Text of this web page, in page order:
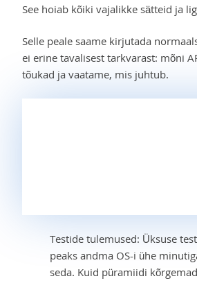
See hoiab kõiki vajalikke sätteid ja
Selle peale saame kirjutada
ei erine tavalisest tarkvarast: mõni
tõukad ja vaatame, mis juhtub.
Testide tulemused: Üksuse
peaks andma OS-i ühe
seda. Kuid püramiidi kõrgemad